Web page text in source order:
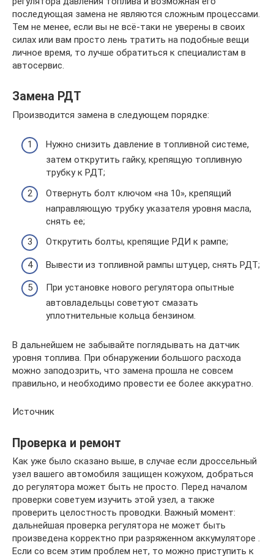
последующая замена не являются сложным процессами.
Тем не менее, если вы не всё-таки не уверены в своих
силах или вам просто лень тратить на подобные вещи
личное время, то лучше обратиться к специалистам в
автосервис.
Замена РДТ
Производится замена в следующем порядке:
Нужно снизить давление в топливной системе,
затем открутить гайку, крепящую топливную
трубку к РДТ;
Отвернуть болт ключом «на 10», крепящий
направляющую трубку указателя уровня масла,
снять ее;
Открутить болты, крепящие РДИ к рампе;
Вывести из топливной рампы штуцер, снять РДТ;
При установке нового регулятора опытные
автовладельцы советуют смазать
уплотнительные кольца бензином.
В дальнейшем не забывайте поглядывать на датчик
уровня топлива. При обнаружении большого расхода
можно заподозрить, что замена прошла не совсем
правильно, и необходимо провести ее более аккуратно.
Источник
Проверка и ремонт
Как уже было сказано выше, в случае если дроссельный
узел вашего автомобиля защищен кожухом, добраться
до регулятора может быть не просто. Перед началом
проверки советуем изучить этой узел, а также
проверить целостность проводки. Важный момент:
дальнейшая проверка регулятора не может быть
произведена корректно при разряженном аккумуляторе .
Если со всем этим проблем нет, то можно приступить к